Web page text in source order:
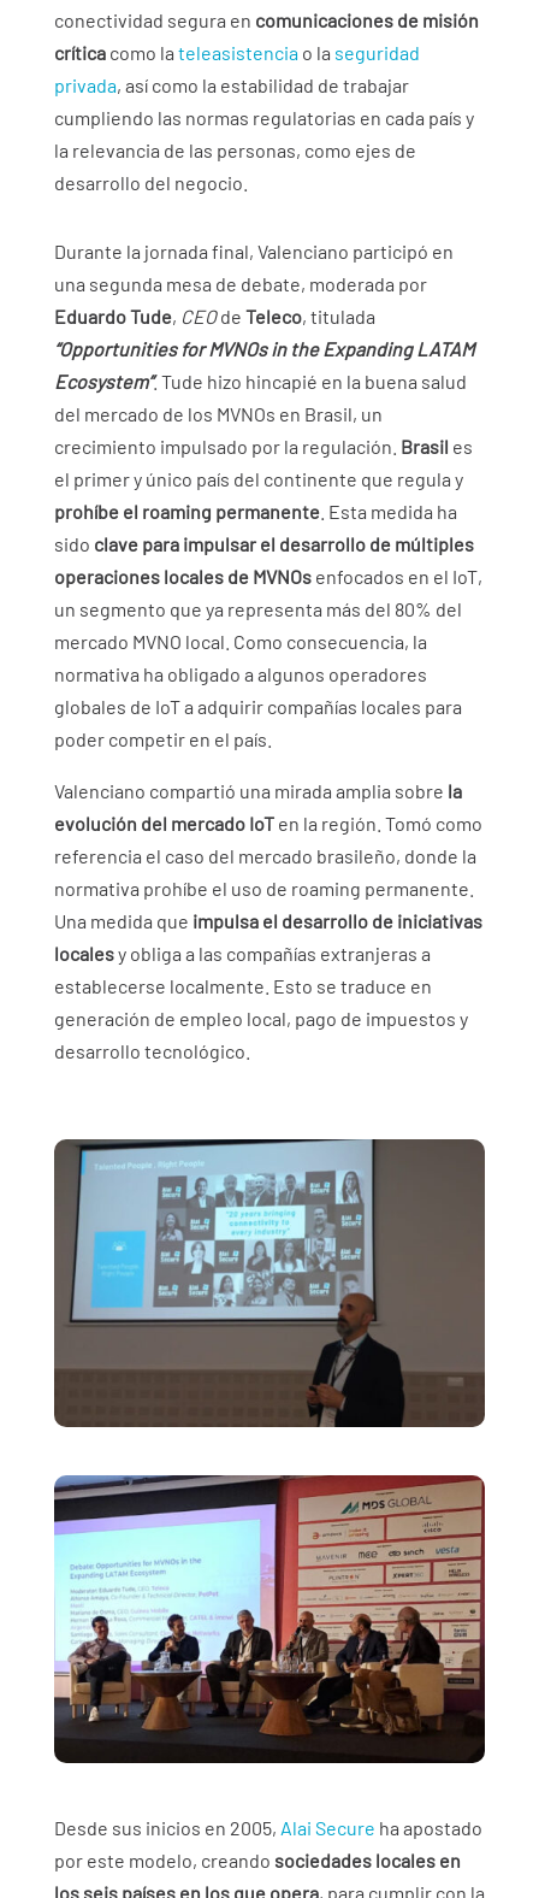
conectividad segura en comunicaciones de misión
críticacomo la teleasistenciao la seguridad
privada, así como la estabilidad de trabajar
cumpliendo las normas regulatorias en cada país y
la relevancia de las personas, como ejes de
desarrollo del negocio.
Durante la jornada final, Valenciano participó en
una segunda mesa de debate, moderada por
Eduardo Tude, CEOde Teleco, titulada
“Opportunities for MVNOs in the Expanding LATAM
Ecosystem”. Tude hizo hincapié en la buena salud
del mercado de los MVNOs en Brasil, un
crecimiento impulsado por la regulación. Brasil es
el primer y único país del continente que regula y
prohíbe el roaming permanente. Esta medida ha
sido clave para impulsar el desarrollo de múltiples
operaciones locales de MVNOsenfocados en el IoT,
un segmento que ya representa más del 80% del
mercado MVNO local. Como consecuencia, la
normativa ha obligado a algunos operadores
globales de IoT a adquirir compañías locales para
poder competir en el país.
Valenciano compartió una mirada amplia sobre la
evolución del mercado IoTen la región. Tomó como
referencia el caso del mercado brasileño, donde la
normativa prohíbe el uso de roaming permanente.
Una medida que impulsa el desarrollo de iniciativas
localesy obliga a las compañías extranjeras a
establecerse localmente. Esto se traduce en
generación de empleo local, pago de impuestos y
desarrollo tecnológico.
Desde sus inicios en 2005, Alai Secure ha apostado
por este modelo, creando sociedades locales en
los seis países en los que opera, para cumplir con la